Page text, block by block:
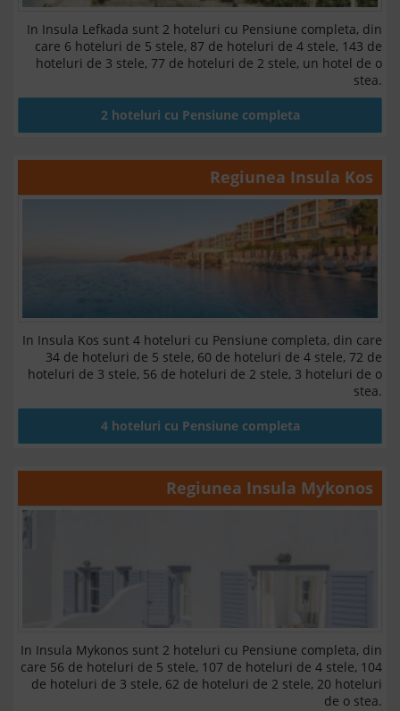
In Insula Lefkada sunt 2 hoteluri cu Pensiune completa, din
care 6 hoteluri de 5 stele, 87 de hoteluri de 4 stele, 143 de
hoteluri de 3 stele, 77 de hoteluri de 2 stele, un hotel de o
stea.
2 hoteluri cu Pensiune completa
Regiunea Insula Kos
In Insula Kos sunt 4 hoteluri cu Pensiune completa, din care
34 de hoteluri de 5 stele, 60 de hoteluri de 4 stele, 72 de
hoteluri de 3 stele, 56 de hoteluri de 2 stele, 3 hoteluri de o
stea.
4 hoteluri cu Pensiune completa
Regiunea Insula Mykonos
In Insula Mykonos sunt 2 hoteluri cu Pensiune completa, din
care 56 de hoteluri de 5 stele, 107 de hoteluri de 4 stele, 104
de hoteluri de 3 stele, 62 de hoteluri de 2 stele, 20 hoteluri
de o stea.